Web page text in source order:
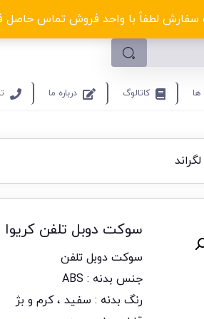
با واحد فروش تماس حاصل
شگفت‌انگیز! کلیک کنید
ها کاتالوگ درباره ما
سوکت دوبل تلفن کریوا
سوکت دوبل تلفن
جنس بدنه : ABS
رنگ بدنه : سفید ، کرم و بژ